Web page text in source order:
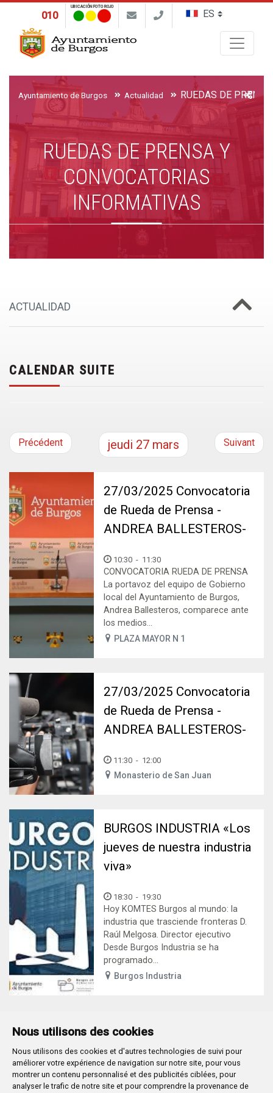
Nous utilisons des cookies
Nous utilisons des cookies et d'autres technologies de suivi pour
améliorer votre expérience de navigation sur notre site, pour vous
montrer un contenu personnalisé et des publicités ciblées, pour
analyser le trafic de notre site et pour comprendre la provenance de
010
UBICACIÓN FOTO ROJO
Ayuntamiento de Burgos Actualidad
RUEDAS DE PRENSA Y
CONVOCATORIAS
INFORMATIVAS
ACTUALIDAD
CALENDAR SUITE
Précédent jeudi 27 mars Suivant
27/03/2025 Convocatoria
de Rueda de Prensa -
ANDREA BALLESTEROS-
10:30 - 11:30
CONVOCATORIA RUEDA DE PRENSA
La portavoz del equipo de Gobierno
local del Ayuntamiento de Burgos,
Andrea Ballesteros, comparece ante
los medios...
PLAZA MAYOR N 1
27/03/2025 Convocatoria
de Rueda de Prensa -
ANDREA BALLESTEROS-
11:30 - 12:00
Monasterio de San Juan
BURGOS INDUSTRIA «Los
jueves de nuestra industria
viva»
18:30 - 19:30
Hoy KOMTES Burgos al mundo: la
industria que trasciende fronteras D.
Raúl Melgosa. Director ejecutivo
Desde Burgos Industria se ha
programado...
Burgos Industria
Plaza Mayor 1- 09071BURGOS
947 288 800 CIF: P-0906100-C